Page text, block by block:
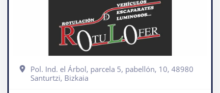
Pol. Ind. el Árbol, parcela 5, pabellón, 10, 48980
Santurtzi, Bizkaia